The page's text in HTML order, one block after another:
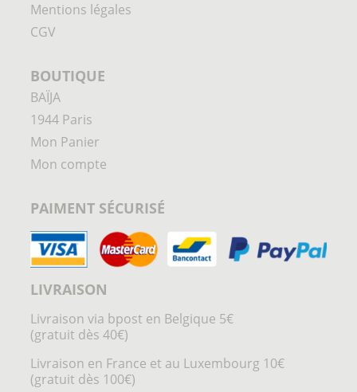
Mentions légales
CGV
BOUTIQUE
BAÏJA
1944 Paris
Mon Panier
Mon compte
PAIMENT SÉCURISÉ
LIVRAISON
Livraison via bpost en Belgique 5€
(gratuit dès 40€)
Livraison en France et au Luxembourg 10€
(gratuit dès 100€)